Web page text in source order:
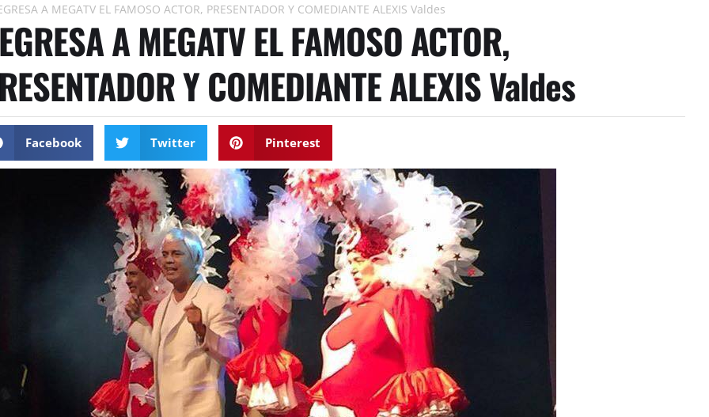
A MEGATV EL FAMOSO ACTOR, PRESENTADOR Y COMEDIANTE ALEXIS Valdes
A MEGATV EL FAMOSO ACTOR,
Y COMEDIANTE ALEXIS Valdes
Facebook Twitter Pinterest